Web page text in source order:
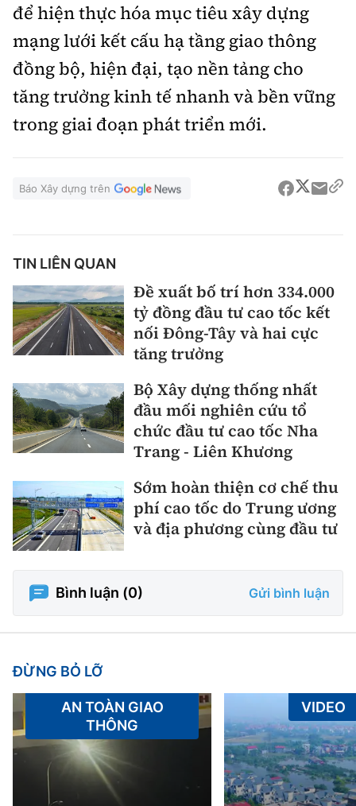
để hiện thực hóa mục tiêu xây dựng
mạng lưới kết cấu hạ tầng giao thông
đồng bộ, hiện đại, tạo nền tảng cho
tăng trưởng kinh tế nhanh và bền vững
trong giai đoạn phát triển mới.
Báo Xây dựng trên
TIN LIÊN QUAN
Đề xuất bố trí hơn 334.000
tỷ đồng đầu tư cao tốc kết
nối Đông-Tây và hai cực
tăng trưởng
Bộ Xây dựng thống nhất
đầu mối nghiên cứu tổ
chức đầu tư cao tốc Nha
Trang - Liên Khương
Sớm hoàn thiện cơ chế thu
phí cao tốc do Trung ương
và địa phương cùng đầu tư
Bình luận (0) Gửi bình luận
ĐỪNG BỎ LỠ
AN TOÀN GIAO
THÔNG
VIDEO